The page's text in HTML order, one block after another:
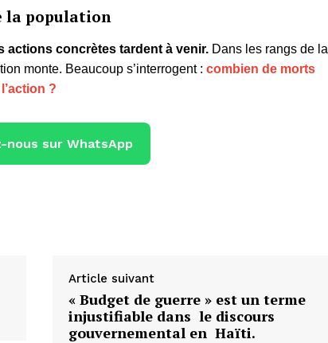
la population
actions concrètes tardent à venir. Dans les rangs de la
monte. Beaucoup s’interrogent :combien de morts
?
nous sur WhatsApp
Article suivant
« Budget de guerre » est un terme
injustifiable dans le discours
gouvernemental en Haïti.